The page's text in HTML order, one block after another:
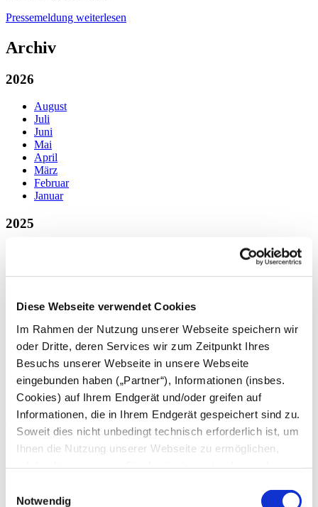
Diese Webseite verwendet Cookies
Im Rahmen der Nutzung unserer Webseite speichern wir
oder Dritte, deren Services wir zum Zeitpunkt Ihres
Besuchs unserer Webseite in unsere Webseite
eingebunden haben („Partner“), Informationen (insbes.
Cookies) auf Ihrem Endgerät und/oder greifen auf
Informationen, die in Ihrem Endgerät gespeichert sind zu.
Soweit dies nicht unbedingt technisch erforderlich ist, um
Ihnen die Nutzung unserer Webseite zu ermöglichen,
Erstellung von Statistiken über die Nutzung unserer
Notwendig
Pressemeldung weiterlesen
Archiv
2026
August
Juli
Juni
Mai
April
März
Februar
Januar
2025
Oktober
August
Juni
Mai
April
März
Februar
Januar
2024
Dezember
Oktober
August